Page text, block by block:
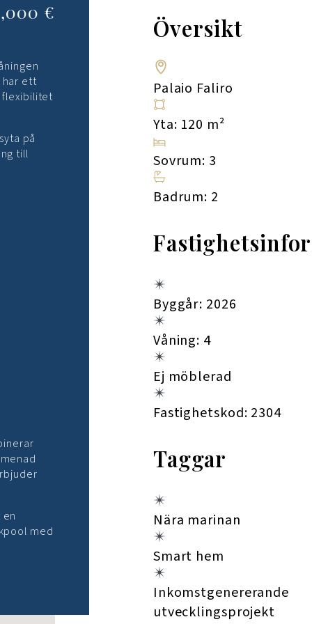
€
har ett
flexibilitet
på
till
med
Översikt
Palaio Faliro
Yta: 120 m²
Sovrum: 3
Badrum: 2
Byggår: 2026
Våning: 4
Ej möblerad
Fastighetskod: 2304
Taggar
Nära marinan
Smart hem
Inkomstgenererande
utvecklingsprojekt